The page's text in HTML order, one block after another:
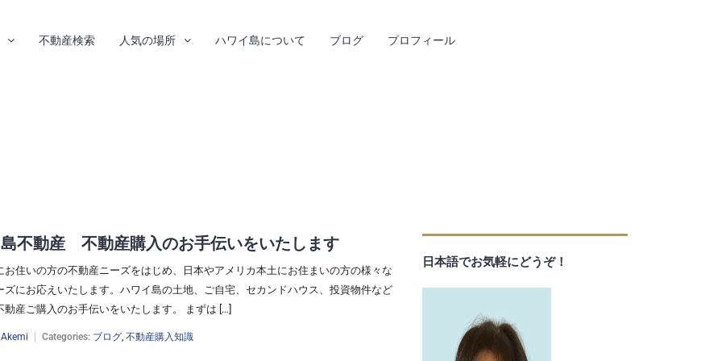
不動産検索 人気の場所 ハワイ島について ブログ プロフィール
不動産 不動産購入のお手伝いをいたします
お住いの方の不動産ニーズをはじめ、日本やアメリカ本土にお住まいの方の様々な
ズにお応えいたします。ハワイ島の土地、ご自宅、セカンドハウス、投資物件など
動産ご購入のお手伝いをいたします。 まずは […]
Akemi Categories: ブログ, 不動産購入知識
日本語でお気軽にどうぞ！